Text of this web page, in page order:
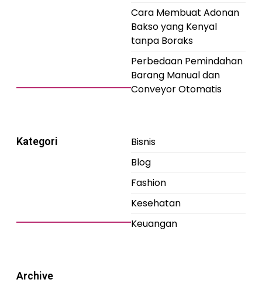
Cara Membuat Adonan
Bakso yang Kenyal
tanpa Boraks
Perbedaan Pemindahan
Barang Manual dan
Conveyor Otomatis
Kategori
Bisnis
Blog
Fashion
Kesehatan
Keuangan
Archive